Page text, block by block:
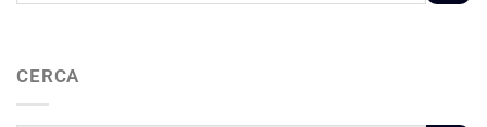
CERCA